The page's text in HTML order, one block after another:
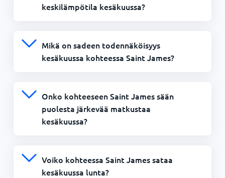
keskilämpötila kesäkuussa?
Mikä on sadeen todennäköisyys
kesäkuussa kohteessa Saint James?
Onko kohteeseen Saint James sään
puolesta järkevää matkustaa
kesäkuussa?
Voiko kohteessa Saint James sataa
kesäkuussa lunta?